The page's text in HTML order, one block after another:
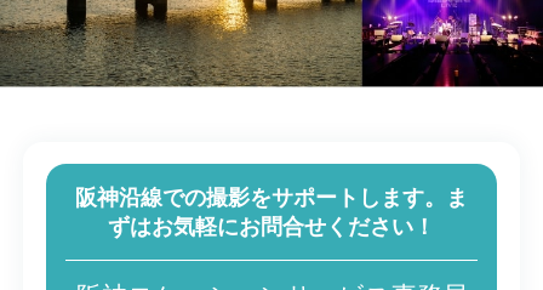
阪神沿線での撮影をサポートします。ま
ずはお気軽にお問合せください！